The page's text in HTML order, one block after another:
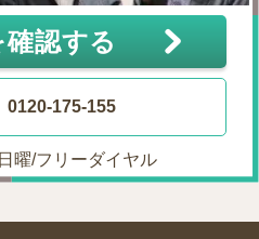
認する
0120-175-155
曜/フリーダイヤル